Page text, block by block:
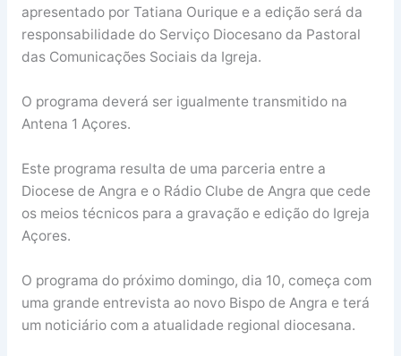
apresentado por Tatiana Ourique e a edição será da
responsabilidade do Serviço Diocesano da Pastoral
das Comunicações Sociais da Igreja.
O programa deverá ser igualmente transmitido na
Antena 1 Açores.
Este programa resulta de uma parceria entre a
Diocese de Angra e o Rádio Clube de Angra que cede
os meios técnicos para a gravação e edição do Igreja
Açores.
O programa do próximo domingo, dia 10, começa com
uma grande entrevista ao novo Bispo de Angra e terá
um noticiário com a atualidade regional diocesana.